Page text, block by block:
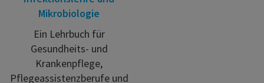
Mikrobiologie
Ein Lehrbuch für
Gesundheits- und
Krankenpflege,
Pflegeassistenzberufe und